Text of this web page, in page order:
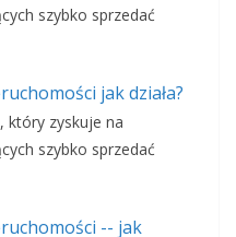
szybko sprzedać
jak działa?
który zyskuje na
szybko sprzedać
-- jak